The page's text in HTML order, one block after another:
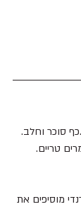
סוכר וחלב.
מוסיפים את